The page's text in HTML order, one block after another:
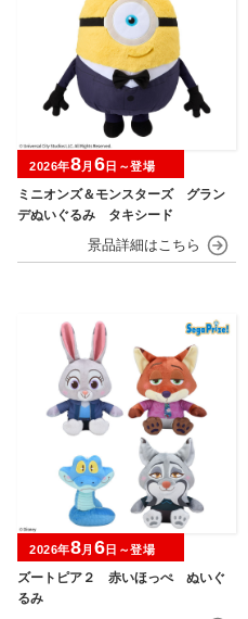
ミニオンズ＆モンスターズ グラン
デぬいぐるみ タキシード
2026年8月 6 日～登場
ズートピア２ 赤いほっぺ ぬいぐ
るみ
2026年8月 6日～登場